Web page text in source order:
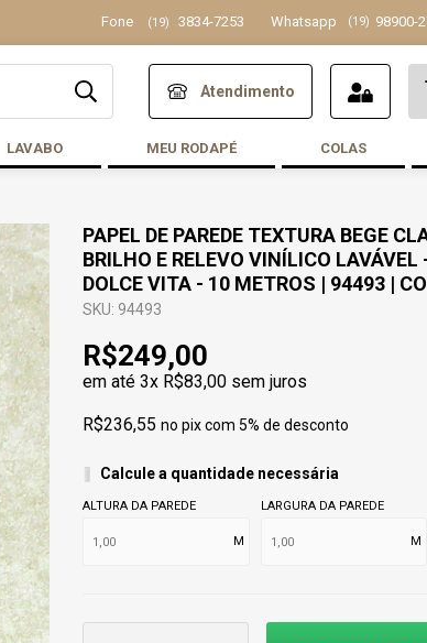
Fone (19) 3834-7253 Whatsapp (19) 98900-
Atendimento
LAVABO MEU RODAPÉ COLAS
PAPEL DE PAREDE TEXTURA BEGE
BRILHO E RELEVO VINÍLICO LAVÁVEL
DOLCE VITA - 10 METROS | 94493 |
SKU: 94493
R$249,00
em até 3x R$83,00 sem juros
R$236,55 no pix com 5% de desconto
Calcule a quantidade necessária
ALTURA DA PAREDE
M
LARGURA DA PAREDE
M